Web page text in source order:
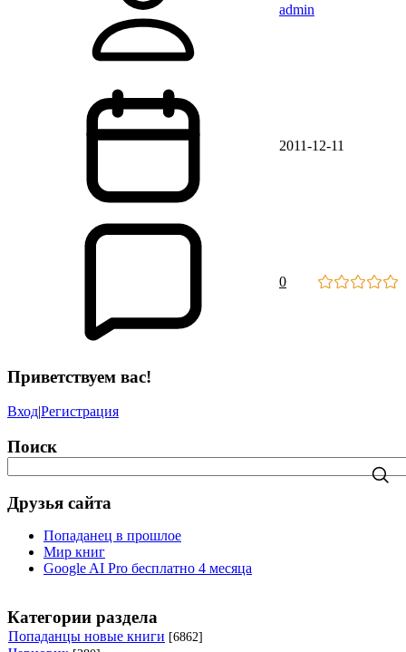
admin
2011-12-11
0
Приветствуем вас!
Вход|Регистрация
Поиск
Друзья сайта
Попаданец в прошлое
Мир книг
Google AI Pro бесплатно 4 месяца
Категории раздела
Попаданцы новые книги [6862]